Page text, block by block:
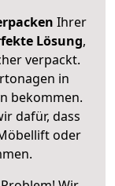
Ihrer
Lösung,
verpackt.
in
bekommen.
dafür, dass
oder